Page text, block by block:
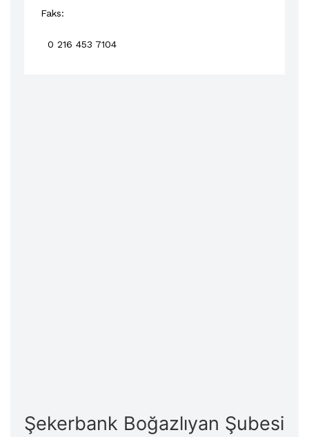
Faks:
0 216 453 7104
Şekerbank Boğazlıyan Şubesi